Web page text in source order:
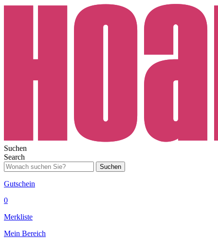
Suchen
Search
Suchen
Gutschein
0
Merkliste
Mein Bereich